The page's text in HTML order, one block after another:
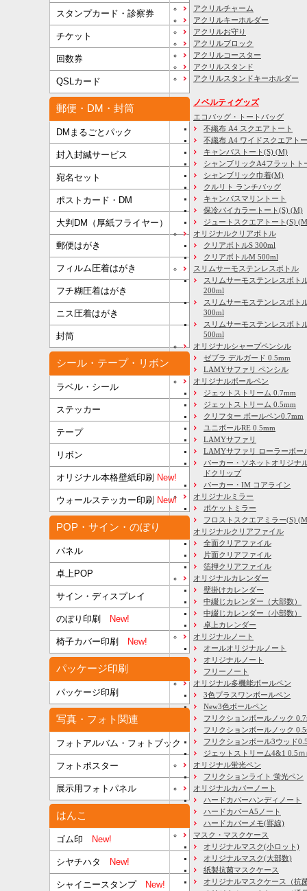
スタンプカード・診察券
チケット
回数券
QSLカード
郵便・DM・封筒
DMまるごとパック
封入封緘サービス
宛名セット
ポストカード・DM
大判DM（厚紙フライヤー）
郵便はがき
フィルム圧着はがき
フチ糊圧着はがき
ニス圧着はがき
封筒
シール・テープ・リボン
ラベル・シール
ステッカー
テープ
リボン
オリジナル本格壁紙印刷 New!
ウォールステッカー印刷 New!
POP・サイン・のぼり
パネル
卓上POP
サイン・ディスプレイ
のぼり印刷 New!
椅子カバー印刷 New!
パッケージ印刷
パッケージ印刷
写真・フォト関連
フォトアルバム・フォトブック
フォトポスター
展示用フォトパネル
はんこ
ゴム印 New!
シヤチハタ New!
シャイニースタンプNew!
アクリルチャーム
アクリルキーホルダー
アクリルお守り
アクリルブロック
アクリルコースター
アクリルスタンド
アクリルスタンドキーホルダー
ノベルティグッズ
エコバッグ・トートバッグ
不織布 A4 スクエアトート
不織布 A4 ワイドスクエアト
キャンバストート(S) (M)
シャンブリックA4フラットト
シャンブリック巾着(M)
クルリト ランチバッグ
キャンバスマリントート
保冷バイカラートート(S) (M)
ジュートスクエアトート(S)
オリジナルクリアボトル
クリアボトルS 300ml
クリアボトルM 500ml
スリムサーモステンレスボトル
スリムサーモステンレスボト
200ml
スリムサーモステンレスボト
300ml
スリムサーモステンレスボト
500ml
オリジナルシャープペンシル
ゼブラ デルガード 0.5mm
LAMYサファリ ペンシル
オリジナルボールペン
ジェットストリーム 0.7mm
ジェットストリーム 0.5mm
クリフター ボールペン0.7mm
ユニボールRE 0.5mm
LAMYサファリ
LAMYサファリ ローラーボー
パーカー・ソネットオリジナ
ドクリップ
パーカー・IM コアライン
オリジナルミラー
ポケットミラー
フロストスクエアミラー(S)
オリジナルクリアファイル
全面クリアファイル
片面クリアファイル
箔押クリアファイル
オリジナルカレンダー
壁掛けカレンダー
中綴じカレンダー（大部数）
中綴じカレンダー（小部数）
卓上カレンダー
オリジナルノート
オールオリジナルノート
オリジナルノート
フリーノート
オリジナル多機能ボールペン
3色プラスワンボールペン
New3色ボールペン
フリクションボールノック
フリクションボールノック
フリクションボール3ウッド
ジェットストリーム4&1 0.5ｍ
オリジナル蛍光ペン
フリクションライト 蛍光ペン
オリジナルカバーノート
ハードカバーハンディノート
ハードカバーA5ノート
ハードカバーメモ(罫線)
マスク・マスクケース
オリジナルマスク(小ロット)
オリジナルマスク(大部数)
紙製抗菌マスクケース
オリジナルマスクケース（抗